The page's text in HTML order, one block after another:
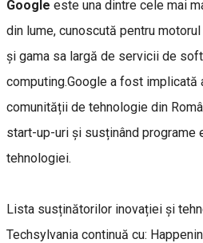
Google este una dintre cele mai
din lume, cunoscută pentru
și gama sa largă de servicii de
computing.Google a fost implicată
comunității de tehnologie din
start-up-uri și susținând programe
tehnologiei.
Lista susținătorilor inovației și
Techsylvania continuă cu: